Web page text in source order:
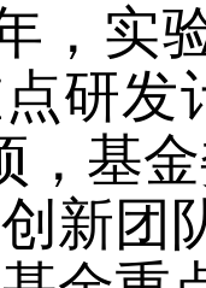
，实
研发
，基
新团